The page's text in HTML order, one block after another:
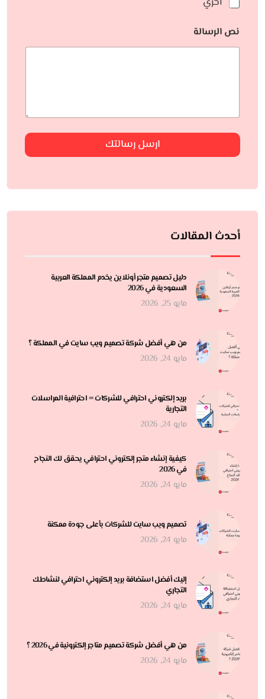
نص الرسالة
ارسل رسالتك
أحدث المقالات
دليل تصميم متجر أونلاين يخدم المملكة العربية
السعودية في 2026
مايو 25, 2026
من هي أفضل شركة تصميم ويب سايت في المملكة ؟
مايو 24, 2026
بريد إلكتروني احترافي للشركات = احترافية المراسلات
التجارية
مايو 24, 2026
كيفية إنشاء متجر إلكتروني احترافي يحقق لك النجاح
في 2026
مايو 24, 2026
تصميم ويب سايت للشركات بأعلى جودة ممكنة
مايو 24, 2026
إليك أفضل استضافة بريد إلكتروني احترافي لنشاطك
التجاري
مايو 24, 2026
من هي أفضل شركة تصميم متاجر إلكترونية في 2026 ؟
مايو 24, 2026